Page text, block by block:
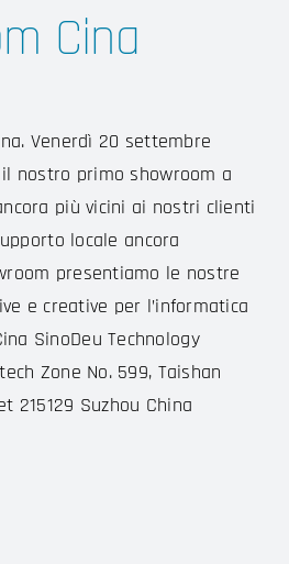
Cina
Venerdì 20 settembre
nostro primo showroom a
più vicini ai nostri clienti
locale ancora
presentiamo le nostre
e creative per l’informatica
SinoDeu Technology
Zone No. 599, Taishan
215129 Suzhou China